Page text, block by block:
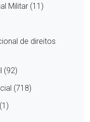
Militar (11)
de direitos
(92)
(718)